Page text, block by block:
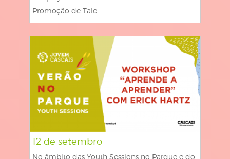
Promoção de Tale
12 de setembro
No âmbito das Youth Sessions no Parque e do